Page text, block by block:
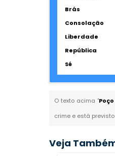
Brás
Consolação
Liberdade
República
Sé
O texto acima "
crime e está
Veja